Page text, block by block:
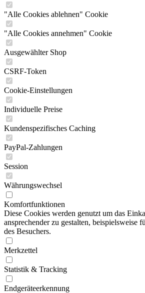
"Alle Cookies ablehnen" Cookie
"Alle Cookies annehmen" Cookie
Ausgewählter Shop
CSRF-Token
Cookie-Einstellungen
Individuelle Preise
Kundenspezifisches Caching
PayPal-Zahlungen
Session
Währungswechsel
Komfortfunktionen
Diese Cookies werden genutzt um das
ansprechender zu gestalten, beispielsweise
des Besuchers.
Merkzettel
Statistik & Tracking
Endgeräteerkennung